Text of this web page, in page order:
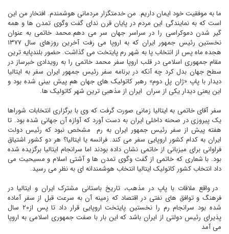
ما به موفقيت خود ايمان داريم. من خدمتگزار مردمانى هوشمندم. افتخار من اين
است که به نمايندگى اين مردم در پايان قرن نداى گفت وگوى تمدن ها و همه
گير شدن دموکراسى را در سراسر جهان سر مى دهم.محمد خاتمى به عنوان
نخستين رئيس جمهور ايران که به اروپا مى رفت آخرين روزهاى سال ۱۳۷۷
هجده ماه پس از انتخاب پا به شهر رم پايتخت مى گذاشت. حضور بلندپايه ترين
مقام جمهورى اسلامى در قلب اروپا سفر محمد خاتمى را به رويدادى خبرساز در
سطح جهان بدل کرد چه آنکه در برنامه سفر رئيس جمهور ايران سفر به ايتاليا
ديدار با پاپ «ژان پل دوم» رهبر کاتوليک هاى جهان هم پيش بينى شده بود و
اين يعنى ديدار يکى از سران ايران از مذهبى ترين شهر کاتوليک ها.
سفر آقای خاتمى به ايتاليا زمانى صورت گرفت که وى با برگزارى انتخابات شوراها
يک پيروزى در صحنه داخلى ايران به دست آورد که آوازه آن جهانى شده بود. تا
هفته پيش از سفر رئيس جمهور ايران به رم
مشخص نبود که رئيس دولت
ايران به کدام کشور اروپايى سفر مى کند. فرانسه يا ايتاليا؟ هر دو کشور اشتياق
فراوانى براى ميزبانى از خاتمى نشان داده بودند اما سرانجام ايتاليا برگزيده شده
بود. با شعارى که خاتمى از گفت وگوى تمدن ها و آشتى اسلام و مسيحيت مى
داد انتخاب کشور کاتوليک ايتاليا انتخاب هوشمندانه اى به نظر می رسید.
در واقع ملاقات با پاپ در مذهب، تاريخ باستانى مشترک ايران و ايتاليا در
فرهنگ و توافق هاى نفتى در اقتصاد که زمينه آن به سرعت قبل از سفر آماده
شده بود سرانجام رم را نخستين پايتخت اروپايى قرار داد تا پس از۲۰ سال
پذيراى رئيس دولتى از ايران باشد که اين بار با صفت جمهورى اسلامى به اروپا
مى آمد